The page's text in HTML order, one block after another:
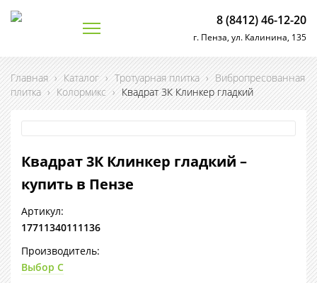
8 (8412) 46-12-20
г. Пенза, ул. Калинина, 135
Главная › Каталог › Тротуарная плитка › Вибропресованная
плитка › Колормикс › Квадрат 3К Клинкер гладкий
Квадрат 3К Клинкер гладкий –
купить в Пензе
Артикул:
17711340111136
Производитель:
Выбор С